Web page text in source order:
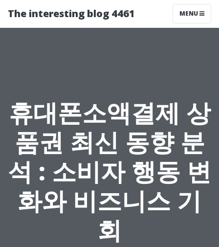
The interesting blog 4461 MENU
휴대폰소액결제 상
품권 최신 동향 분
석 : 소비자 행동 변
화와 비즈니스 기
회